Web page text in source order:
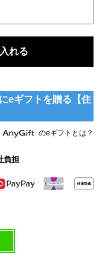
れる
のeギフトとは？
負担